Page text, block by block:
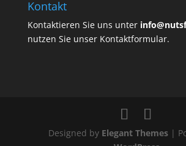
Kontakt
Kontaktieren Sie uns unter
nutzen Sie unser Kontaktformular.
Designed by Elegant Themes|